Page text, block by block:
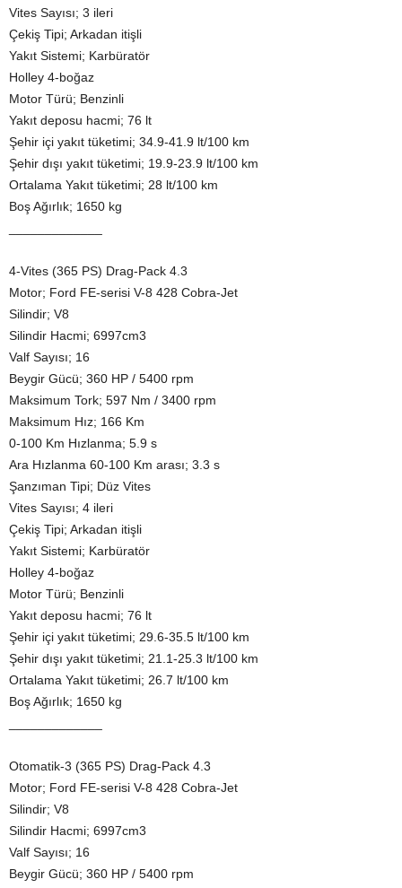
Vites Sayısı; 3 ileri
Çekiş Tipi; Arkadan itişli
Yakıt Sistemi; Karbüratör
Holley 4-boğaz
Motor Türü; Benzinli
Yakıt deposu hacmi; 76 lt
Şehir içi yakıt tüketimi; 34.9-41.9 lt/100 km
Şehir dışı yakıt tüketimi; 19.9-23.9 lt/100 km
Ortalama Yakıt tüketimi; 28 lt/100 km
Boş Ağırlık; 1650 kg
4-Vites (365 PS) Drag-Pack 4.3
Motor; Ford FE-serisi V-8 428 Cobra-Jet
Silindir; V8
Silindir Hacmi; 6997cm3
Valf Sayısı; 16
Beygir Gücü; 360 HP / 5400 rpm
Maksimum Tork; 597 Nm / 3400 rpm
Maksimum Hız; 166 Km
0-100 Km Hızlanma; 5.9 s
Ara Hızlanma 60-100 Km arası; 3.3 s
Şanzıman Tipi; Düz Vites
Vites Sayısı; 4 ileri
Çekiş Tipi; Arkadan itişli
Yakıt Sistemi; Karbüratör
Holley 4-boğaz
Motor Türü; Benzinli
Yakıt deposu hacmi; 76 lt
Şehir içi yakıt tüketimi; 29.6-35.5 lt/100 km
Şehir dışı yakıt tüketimi; 21.1-25.3 lt/100 km
Ortalama Yakıt tüketimi; 26.7 lt/100 km
Boş Ağırlık; 1650 kg
Otomatik-3 (365 PS) Drag-Pack 4.3
Motor; Ford FE-serisi V-8 428 Cobra-Jet
Silindir; V8
Silindir Hacmi; 6997cm3
Valf Sayısı; 16
Beygir Gücü; 360 HP / 5400 rpm